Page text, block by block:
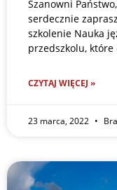
Szanowni
serdecznie
szkolenie Nauka
przedszkolu, które
CZYTAJ WIĘCEJ »
23 marca, 2022